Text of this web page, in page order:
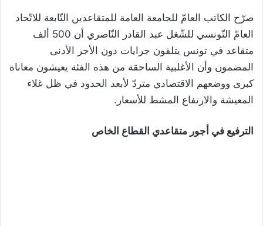
صرّح الكاتب العامّ للجامعة العامة للمتقاعدين التّابعة للاتّحاد
العامّ التّونسي للشّغل عبد القادر النّاصري أن 500 ألف
متقاعد في تونس يتلقون جرايات دون الأجر الأدنى
المضمون وأن الأغلبية الساحقة من هذه الفئة يعيشون معاناة
كبرى ووضعهم الاقتصادي متردّ لأبعد الحدود في ظل غلاء
المعيشة والارتفاع المشط للأسعار.
الترفيع في أجور متقاعدي القطاع الخاص